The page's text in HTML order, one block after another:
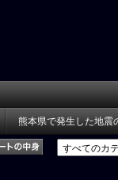
熊本県で発生した地震